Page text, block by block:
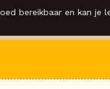
bereikbaar en kan je